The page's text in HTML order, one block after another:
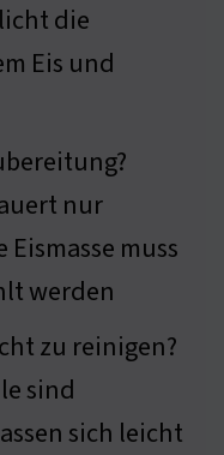
die
Eis und
nur
muss
werden
zu reinigen?
sind
sich leicht